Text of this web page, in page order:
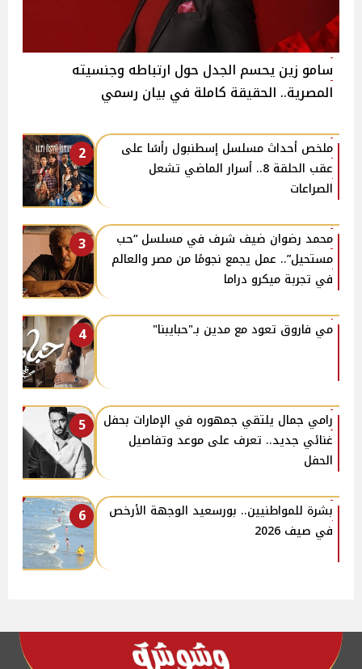
سامو زين يحسم الجدل حول ارتباطه وجنسيته
المصرية.. الحقيقة كاملة في بيان رسمي
2
ملخص أحداث مسلسل إسطنبول رأسًا على
عقب الحلقة 8.. أسرار الماضي تشعل
الصراعات
3
محمد رضوان ضيف شرف في مسلسل “حب
مستحيل”.. عمل يجمع نجومًا من مصر والعالم
في تجربة ميكرو دراما
4 مي فاروق تعود مع مدين بـ"حبايبنا"
5
رامي جمال يلتقي جمهوره في الإمارات بحفل
غنائي جديد.. تعرف على موعد وتفاصيل
الحفل
6
بشرة للمواطنيين.. بورسعيد الوجهة الأرخص
في صيف 2026